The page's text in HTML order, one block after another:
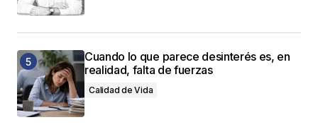
Cuando lo que parece desinterés es, en
realidad, falta de fuerzas
Calidad de Vida